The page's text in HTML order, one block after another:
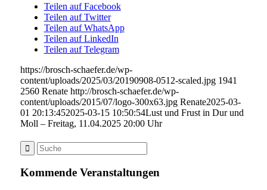
Teilen auf Facebook
Teilen auf Twitter
Teilen auf WhatsApp
Teilen auf LinkedIn
Teilen auf Telegram
https://brosch-schaefer.de/wp-
content/uploads/2025/03/20190908-0512-scaled.jpg 1941
2560 Renate http://brosch-schaefer.de/wp-
content/uploads/2015/07/logo-300x63.jpg Renate2025-03-
01 20:13:452025-03-15 10:50:54Lust und Frust in Dur und
Moll – Freitag, 11.04.2025 20:00 Uhr
Kommende Veranstaltungen